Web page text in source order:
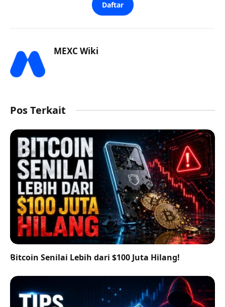
Daftar
MEXC Wiki
Pos Terkait
Bitcoin Senilai Lebih dari $100 Juta Hilang!